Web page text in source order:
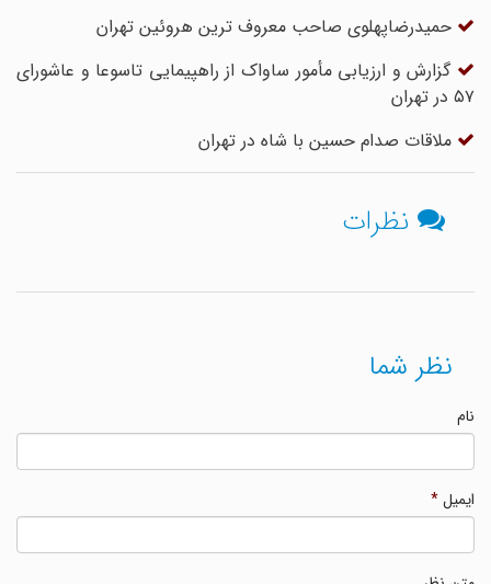
حمیدرضاپهلوی صاحب معروف ترین هروئین تهران
گزارش و ارزیابی مأمور ساواک از راهپیمایی تاسوعا و عاشورای
۵۷ در تهران
ملاقات صدام حسین با شاه در تهران
نظرات
نظر شما
ایمیل*